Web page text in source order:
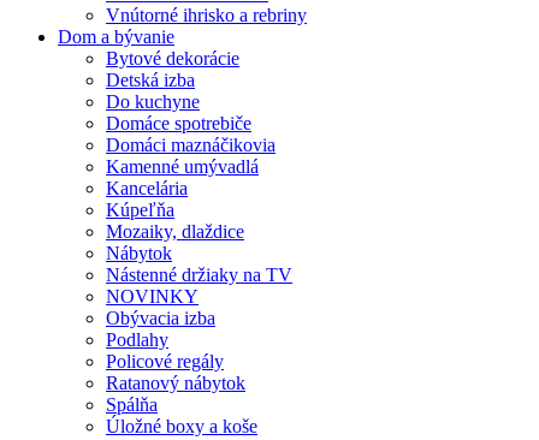
Vnútorné ihrisko a rebriny
Dom a bývanie
Bytové dekorácie
Detská izba
Do kuchyne
Domáce spotrebiče
Domáci maznáčikovia
Kamenné umývadlá
Kancelária
Kúpeľňa
Mozaiky, dlaždice
Nábytok
Nástenné držiaky na TV
NOVINKY
Obývacia izba
Podlahy
Policové regály
Ratanový nábytok
Spálňa
Úložné boxy a koše